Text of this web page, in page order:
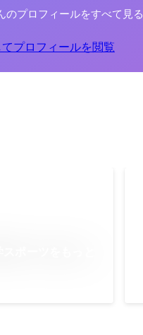
のプロフィールをすべて見る
てプロフィールを閲覧